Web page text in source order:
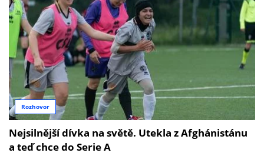
Rozhovor
Nejsilnější dívka na světě. Utekla z Afghánistánu
a teď chce do Serie A